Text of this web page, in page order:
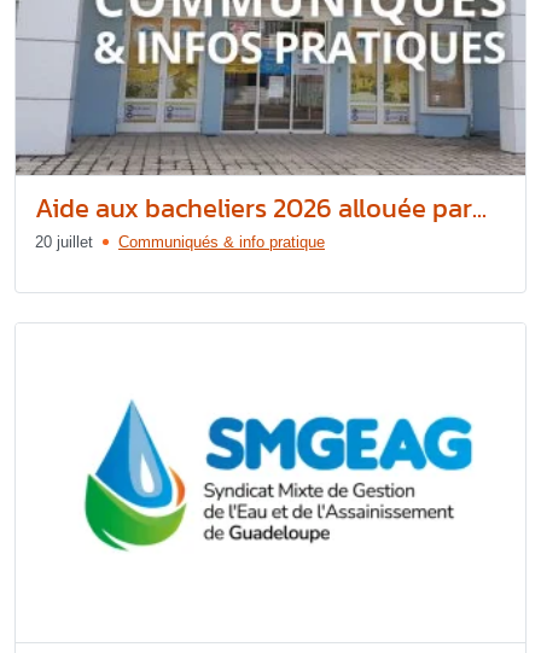
Aide aux bacheliers 2026 allouée par...
20 juillet Communiqués & info pratique